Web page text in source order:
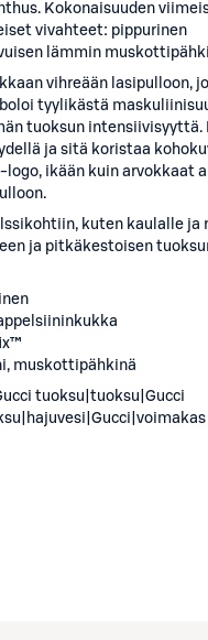
Kokonaisuuden
vivahteet: pippurinen
lämmin
vihreään lasipulloon,
tyylikästä
tuoksun intensiivisyyttä.
ja sitä koristaa
logo, ikään kuin arvokkaat
kuten kaulalle ja
ja pitkäkestoisen
muskottipähkinä
tuoksu|tuoksu|Gucci